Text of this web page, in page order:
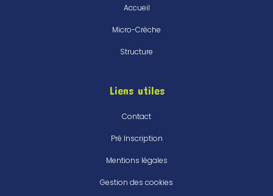
Accueil
Micro-Crèche
Structure
Liens utiles
Contact
Pré Inscription
Mentions légales
Gestion des cookies